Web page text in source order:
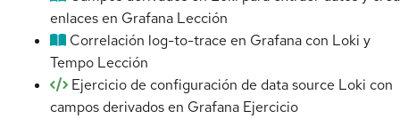
enlaces en Grafana Lección
Correlación log-to-trace en Grafana con Loki y
Tempo Lección
Ejercicio de configuración de data source Loki con
campos derivados en Grafana Ejercicio